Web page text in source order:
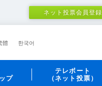
ネット投票会員登録
體 한국어
プ
テレボート
（ネット投票）